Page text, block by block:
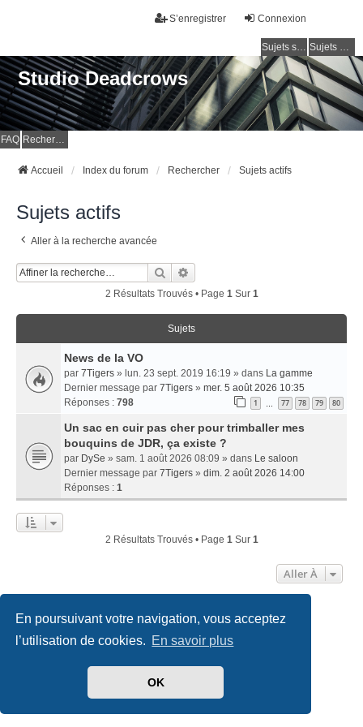
En poursuivant votre navigation, vous acceptez
l’utilisation de cookies. En savoir plus
OK
Connexion
S’enregistrer
Sujets sans réponse Sujets actifs
Studio Deadcrows
FAQ Rechercher
Accueil Index du forum Rechercher Sujets actifs
Sujets actifs
Aller à la recherche avancée
Rechercher
2 Résultats Trouvés • Page 1Sur 1
Sujets
News de la VO
par 7Tigers » lun. 23 sept. 2019 16:19 » dans La gamme
Dernier message par 7Tigers » mer. 5 août 2026 10:35
Réponses : 798 1 77 78 79 80
Un sac en cuir pas cher pour trimballer mes
bouquins de JDR, ça existe ?
par DySe » sam. 1 août 2026 08:09 » dans Le saloon
Dernier message par 7Tigers » dim. 2 août 2026 14:00
Réponses : 1
2 Résultats Trouvés • Page 1Sur 1
Aller À
Accueil Index du forum Nous contacter
phpBB-fr.com
created by INVENTEA & v12mike
Conditions